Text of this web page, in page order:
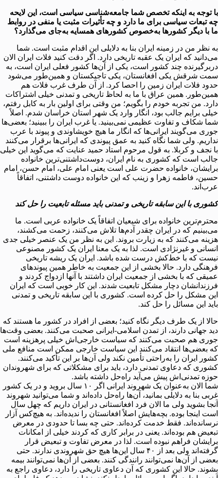
با توجه به اینکه تخصص شما جامعه‌شناسی سیاسی است، این لایحه
چه تبعات سیاسی برای ما دارد و چه تأثیرات مثبت یا منفی در روابط
ما با دیگر کشورها به‌خصوص کشورهای همسایه به‌جای می‌گذارد؟
به نظر من در زمینه ایران بنا به دلایلی این اقدام مثبت است. شما
می‌دانید که ایران یک عقبه تاریخی دارد. اگر دقت کنید فلات ایران الان
دربرگیرنده چند کشور است، یکی از آن‌ها کشور فعلی ایران است، به
سمت شرقش یکی افغانستان، یکی تاجیکستان و همین‌طور می‌شود
حدود فلات ایران زمین را احصا کرد. از آن طرف غرب فلات هم
همین‌طور. همین عراق با ما به لحاظ تاریخی و تمدنی خیلی اشتراکات
دارد. من تجربه خودم را بگویم؛ من وقتی برای اولین بار به کابل رفتم،
خیلی برایم جالب بود، انگار وارد یک شهر استان خراسان شدم. اصلاً
شما شکاف و تفاوت عظیمی نمی‌بینید. یا غرب ایران را ببینید؛ بعضی‌ها
جوری می‌گویند ایرانی‌ها که انگار ما هیچ خویشاوندی و پیوند با عرب
نداریم. ولی شما نگاه کنید به عمق پیوندی که ایرانی‌ها برقرار می‌کنند
با نجف و کربلا. به قول مرحوم استاد حمید عنایت که می‌گوید این خیلی
جالب است که کشوری به نام ایران، دوست‌داشتنی‌ترین خانواده
برایشان، خانواده حضرت علی است یعنی امام علی، امام حسن، امام
حسین، فاطمه زهرا و زینب که این خانواده دوست داشتنی، اتفاقاً
عرب‌اند.
کشوری با این سابقه تاریخی و تمدنی باید مسئله تابعیت را حل کند
محترم‌ترین خانواده برای شیعیان اتفاقاً یک خانواده عربی است. ما
می‌بینیم که در ایران چقدر آدم‌ها تلاش می‌کنند، زحمت می‌کشند،
هزینه می‌کنند که به زیارت بروند. این به نظر من یک عنصر خیلی جدی
انسانی و غیرنژادی است. لذا به یک معنا ایران یک کشور مصنوعی
نیست که با خط‌کش درست شده باشد. ایران یک ریشه تاریخی
فرهنگی دارد. حالا بخشی از این جمعیت به خاطر همین پیوندهای
عمیقی که با بخشی از جمعیت ایران داشتند با آنها ازدواج کردند و
فرزندانشان دچار مشکل تابعیت شدند. این کار خوبی است که ایران
این مشکل را حل کرده است. کشوری با این سابقه تاریخی و تمدنی
باید این مسائل را حل کند.
حالا از یک طرف دیگر نگاه کنید؛ بعضی از افراد در کشور ما هستند که
دید جهانی دارند، از تمدن اسلامی-ایرانی صحبت می‌کنند. بعضی وقت‌ها
جوری هم صحبت می‌کنند که سیاست خارجی‌اش خیلی پرهزینه است
که بعضی‌ها انتقاد می‌کنند این سیاست خارجی ممکن است منافع ملی
کشور ایران را به‌راحتی تأمین نکند ولی آن‌ها بر این تأکید می‌کنند.
کشوری که دعاوی تمدنی دارد، باید برای مشکلاتی که برای شهروندان
حوزه تمدنی‌اش پیش می‌آید راه‌حل داشته باشد.
شما الان به‌عنوان یک شهروند ایرانی اگر ۱۰ سال بروید و در یک کشور
غربی بنا به دلایلی بمانید، آن‌ها راه‌حل داده‌اند و شما می‌توانید شهروند
آنجا بشوید ولی ما الان فرد افغانستانی در ایران داریم که چهل سال
است اینجا بوده‌. بچه‌هایش اصلاً افغانستان را ندیده‌اند. به هیچ‌کس آزار
نرسانده‌اند. فقط خدمت کرده‌اند. حتی چه بسا تا حدودی در معرض
تبعیض هم بوده‌اند. یعنی در برابر کاری که کردند خیلی از امکانات
برایشان فراهم نبوده است. لذا در معرض تفاوت و تبعیض قرار
گرفته‌اند ولی بعد از ۴۰ سال این‌ها هیچ حق شهروندی ندارند. حتی
بعضی از آن‌ها نمی‌توانند رانندگی کنند. بعضی از آن‌ها نمی‌توانند بیمه
بشوند. حالا این کشوری که آن دعاوی تاریخی را دارد، دعاوی راجع به